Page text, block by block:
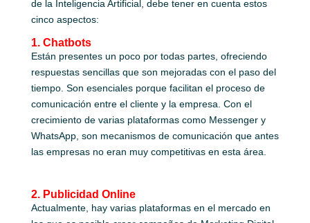
de la Inteligencia Artificial, debe tener en cuenta estos
cinco aspectos:
1. Chatbots
Están presentes un poco por todas partes, ofreciendo
respuestas sencillas que son mejoradas con el paso del
tiempo. Son esenciales porque facilitan el proceso de
comunicación entre el cliente y la empresa. Con el
crecimiento de varias plataformas como Messenger y
WhatsApp, son mecanismos de comunicación que antes
las empresas no eran muy competitivas en esta área.
2. Publicidad Online
Actualmente, hay varias plataformas en el mercado en